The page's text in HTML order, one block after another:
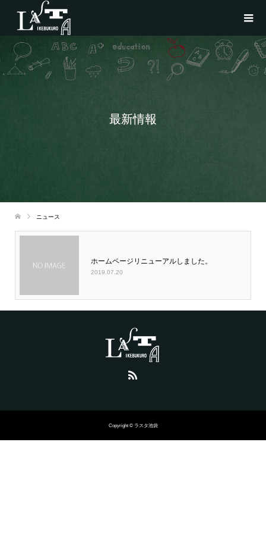
最新情報
ニュース
ホームページリニューアルしました。
2019.07.20
Copyright © ラスタ池袋